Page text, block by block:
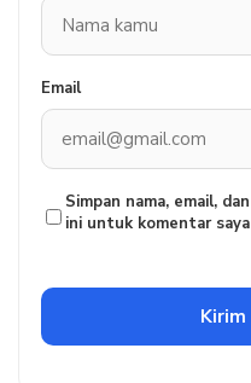
Email
Simpan nama, email,
ini untuk komentar